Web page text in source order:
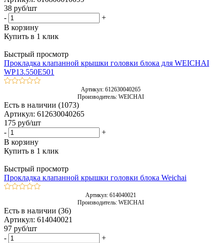
38 руб/шт
-
+
В корзину
Купить в 1 клик
Быстрый просмотр
Прокладка клапанной крышки головки блока для WEICHAI
WP13.550E501
Артикул: 612630040265
Производитель: WEICHAI
Есть в наличии (1073)
Артикул: 612630040265
175 руб/шт
-
+
В корзину
Купить в 1 клик
Быстрый просмотр
Прокладка клапанной крышки головки блока Weichai
Артикул: 614040021
Производитель: WEICHAI
Есть в наличии (36)
Артикул: 614040021
97 руб/шт
-
+